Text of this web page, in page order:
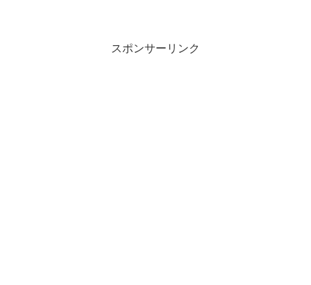
スポンサーリンク